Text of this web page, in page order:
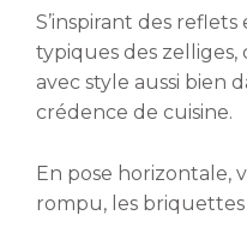
S’inspirant des
typiques des zelliges,
avec style aussi bien
crédence de cuisine.
En pose horizontale,
rompu, les